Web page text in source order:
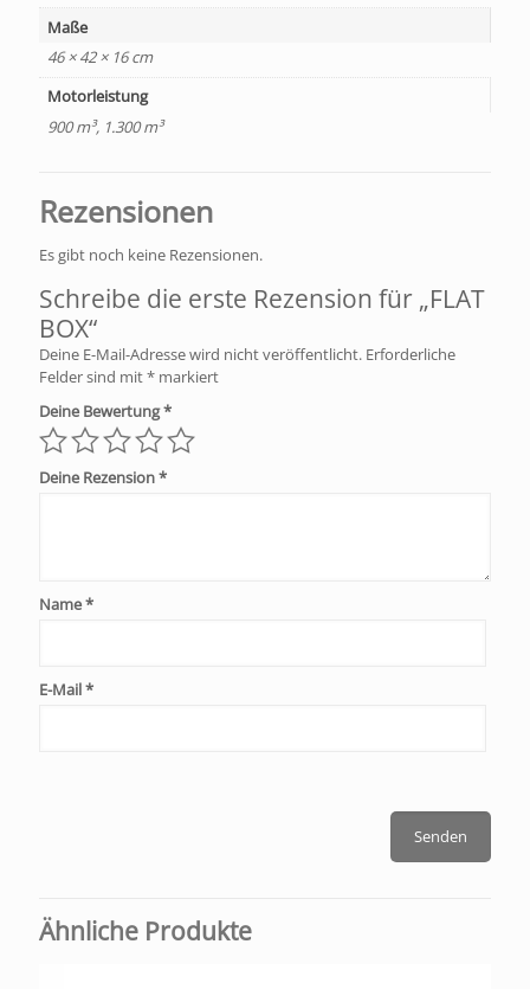
Maße
46 × 42 × 16 cm
Motorleistung
900 m³, 1.300 m³
Rezensionen
Es gibt noch keine Rezensionen.
Schreibe die erste Rezension für „FLAT
BOX“
Deine E-Mail-Adresse wird nicht veröffentlicht. Erforderliche
Felder sind mit* markiert
Deine Bewertung*
Deine Rezension*
Name*
E-Mail*
Ähnliche Produkte